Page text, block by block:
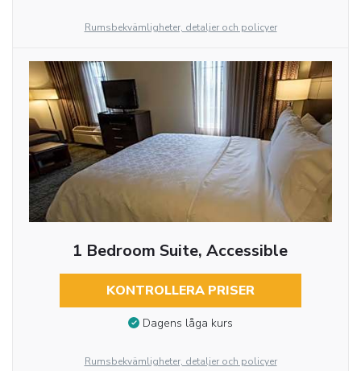
Rumsbekvämligheter, detaljer och policyer
1 Bedroom Suite, Accessible
KONTROLLERA PRISER
Dagens låga kurs
Rumsbekvämligheter, detaljer och policyer